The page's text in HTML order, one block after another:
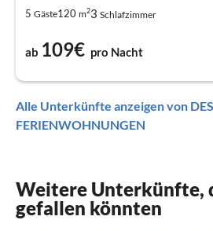
5 Gäste120 m23 Schlafzimmer
ab 109€ pro Nacht
Alle Unterkünfte anzeigen von
FERIENWOHNUNGEN
Weitere Unterkünfte,
gefallen könnten